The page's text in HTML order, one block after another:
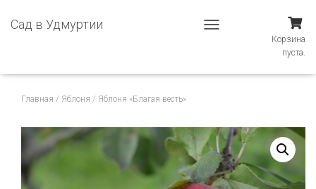
Сад в Удмуртии
Е
Ч
Т
Н
Корзина
пуста.
Главная / Яблоня / Яблоня «Благая весть»